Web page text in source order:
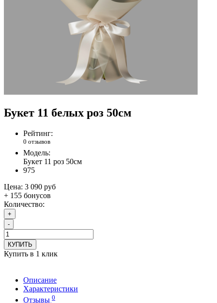
Букет 11 белых роз 50см
Рейтинг:
0 отзывов
Модель:
Букет 11 роз 50см
975
Цена: 3 090 руб
+ 155 бонусов
Количество:
+
-
КУПИТЬ
Купить в 1 клик
Описание
Характеристики
Отзывы 0